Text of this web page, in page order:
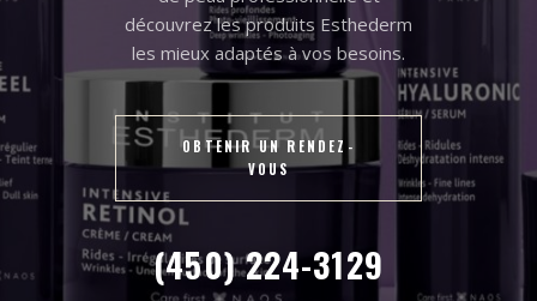
découvrez les produits Esthederm
les mieux adaptés à vos besoins.
OBTENIR UN RENDEZ-
VOUS
(450) 224-3129